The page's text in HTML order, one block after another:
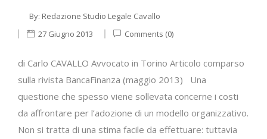
By: Redazione Studio Legale Cavallo
27 Giugno 2013
Comments (0)
di Carlo CAVALLO Avvocato in Torino Articolo comparso
sulla rivista BancaFinanza (maggio 2013) Una
questione che spesso viene sollevata concerne i costi
da affrontare per l’adozione di un modello organizzativo.
Non si tratta di una stima facile da effettuare: tuttavia